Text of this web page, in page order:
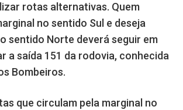
rotas alternativas. Quem
no sentido Sul e deseja
sentido Norte deverá seguir em
a saída 151 da rodovia, conhecida
Bombeiros.
que circulam pela marginal no